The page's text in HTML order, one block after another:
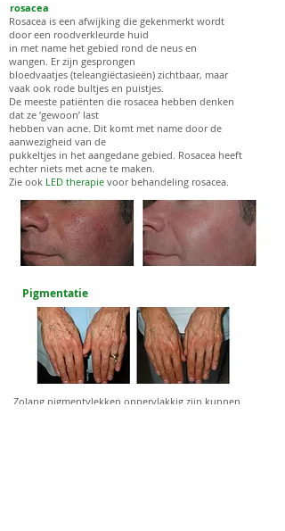
rosacea
Rosacea is een afwijking die gekenmerkt wordt
door een roodverkleurde huid
in met name het gebied rond de neus en
wangen. Er zijn gesprongen
bloedvaatjes (teleangiëctasieën) zichtbaar, maar
vaak ook rode bultjes en puistjes.
De meeste patiënten die rosacea hebben denken
dat ze ‘gewoon’ last
hebben van acne. Dit komt met name door de
aanwezigheid van de
pukkeltjes in het aangedane gebied. Rosacea heeft
echter niets met acne te maken.
Zie ook LED therapie voor behandeling rosacea.
Pigmentatie
Zolang pigmentvlekken oppervlakkig zijn kunnen